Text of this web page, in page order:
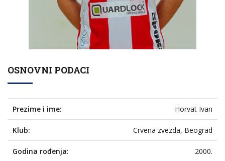
OSNOVNI PODACI
Prezime i ime: Horvat Ivan
Klub: Crvena zvezda, Beograd
Godina rođenja: 2000.